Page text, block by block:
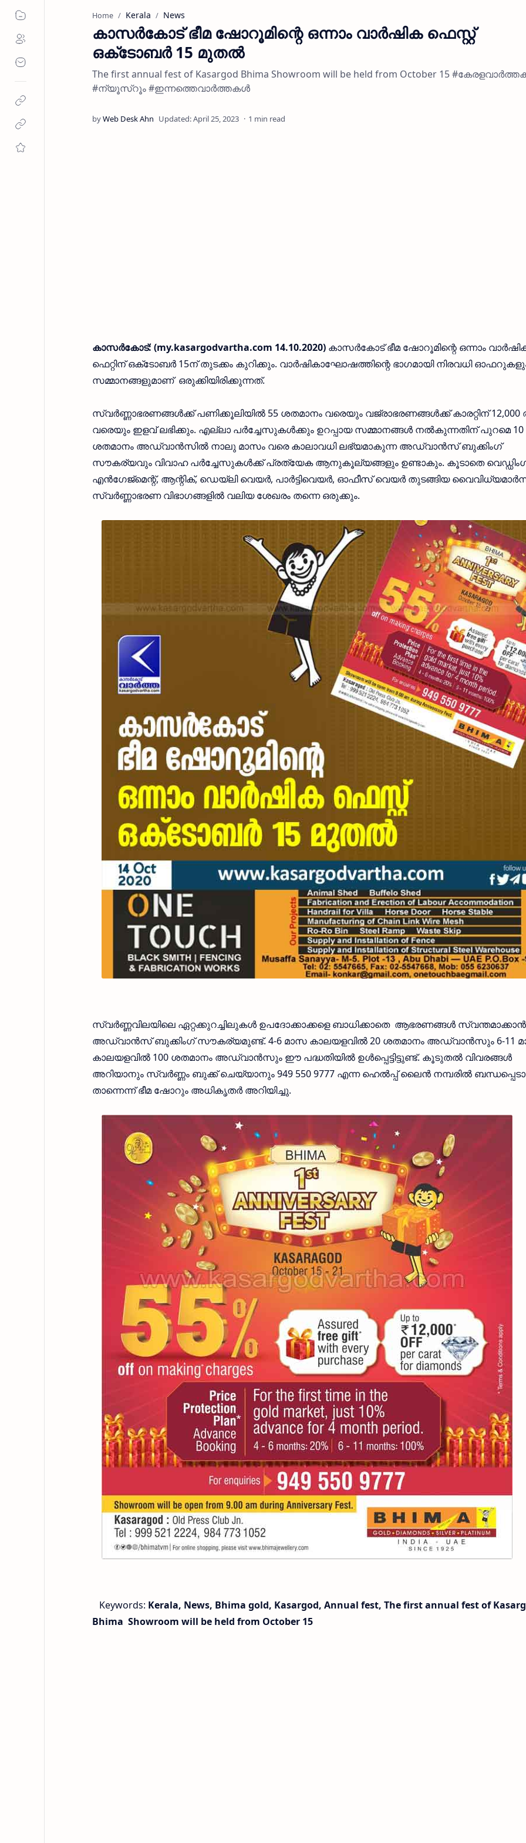
Home Kerala News
കാസര്‍കോട് ഭീമ ഷോറൂമിന്റെ ഒന്നാം വാർഷിക ഫെസ്റ്റ്
ഒക്‌ടോബര്‍ 15 മുതൽ
The first annual fest of Kasargod Bhima Showroom will be held from October 15
#ന്യൂസ്റൂം #ഇന്നത്തെവാർത്തകൾ
1 min read
കാസര്‍കോട്: (my.kasargodvartha.com 14.10.2020) കാസര്‍കോട് ഭീമ ഷോറൂമിന്റെ ഒന്നാം
ഫെറ്റിന് ഒക്‌ടോബര്‍ 15ന് തുടക്കം കുറിക്കും. വാർഷികാഘോഷത്തിന്റെ ഭാഗമായി നിരവധി
സമ്മാനങ്ങളുമാണ് ഒരുക്കിയിരിക്കുന്നത്.
സ്വര്‍ണ്ണാഭരണങ്ങള്‍ക്ക് പണിക്കൂലിയില്‍ 55 ശതമാനം വരെയും വജ്രാഭരണങ്ങള്‍ക്ക് കാരറ്റിന്
വരെയും ഇളവ് ലഭിക്കും. എല്ലാ പര്‍ച്ചേസുകള്‍ക്കും ഉറപ്പായ സമ്മാനങ്ങള്‍ നല്‍കുന്നതിന് പുറമെ 10
ശതമാനം അഡ്വാന്‍സില്‍ നാലു മാസം വരെ കാലാവധി ലഭ്യമാകുന്ന അഡ്വാന്‍സ് ബുക്കിംഗ്
സൗകര്യവും വിവാഹ പര്‍ച്ചേസുകള്‍ക്ക് പ്രത്യേക ആനുകൂല്യങ്ങളും ഉണ്ടാകും. കൂടാതെ
എന്‍ഗേജ്‌മെന്റ്, ആന്റിക്, ഡെയ്‌ലി വെയര്‍, പാര്‍ട്ടിവെയര്‍, ഓഫീസ് വെയര്‍ തുടങ്ങിയ
സ്വര്‍ണ്ണാഭരണ വിഭാഗങ്ങളില്‍ വലിയ ശേഖരം തന്നെ ഒരുക്കും.
സ്വര്‍ണ്ണവിലയിലെ ഏറ്റക്കുറച്ചിലുകള്‍ ഉപദോക്കാക്കളെ ബാധിക്കാതെ ആഭരണങ്ങള്‍ സ്വന്തമാക്കാന്‍
അഡ്വാന്‍സ് ബുക്കിംഗ് സൗകര്യമുണ്ട്. 4-6 മാസ കാലയളവില്‍ 20 ശതമാനം അഡ്വാന്‍സും 6-11
കാലയളവില്‍ 100 ശതമാനം അഡ്വാന്‍സും ഈ പദ്ധതിയില്‍ ഉള്‍പ്പെട്ടിട്ടുണ്ട്. കൂടുതല്‍ വിവരങ്ങള്‍
അറിയാനും സ്വർണ്ണം ബുക്ക് ചെയ്യാനും 949 550 9777 എന്ന ഹെല്‍പ്പ് ലൈന്‍ നമ്പരില്‍
താന്നെന്ന് ഭീമ ഷോറും അധികൃതർ അറിയിച്ചു.
Keywords: Kerala, News, Bhima gold, Kasargod, Annual fest, The first annual fest of
Bhima Showroom will be held from October 15